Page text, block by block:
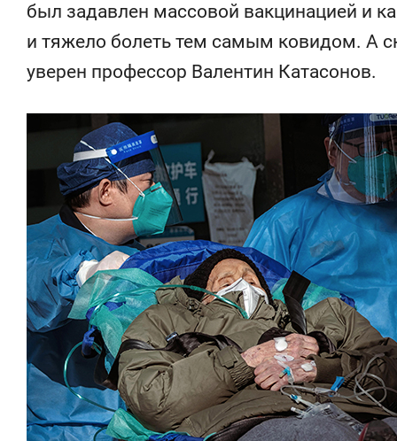
был задавлен массовой вакцинацией и
и тяжело болеть тем самым ковидом. А
уверен профессор Валентин Катасонов.
Как ГК «МИР ГРУПП» и ВТБ
создают оазис жилого
комфорта под Казанью
150 камер
ID вместо